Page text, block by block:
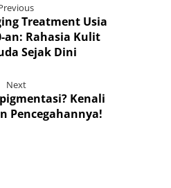
Treatment Usia
an: Rahasia Kulit
Sejak Dini
Next
Kenali
Pencegahannya!